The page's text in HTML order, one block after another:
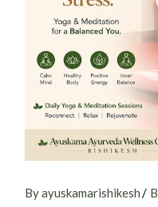
By ayuskamarishikesh